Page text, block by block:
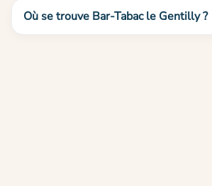
Où se trouve Bar-Tabac le Gentilly ?